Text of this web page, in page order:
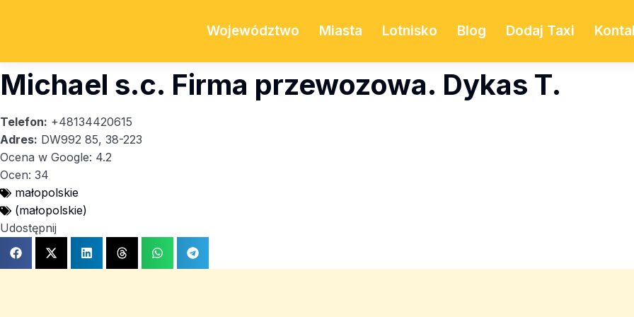
Województwo Miasta Lotnisko Blog Dodaj Taxi
Michael s.c. Firma przewozowa. Dykas T.
Telefon: +48134420615
Adres: DW992 85, 38-223
Ocena w Google: 4.2
Ocen: 34
małopolskie
(małopolskie)
Udostępnij